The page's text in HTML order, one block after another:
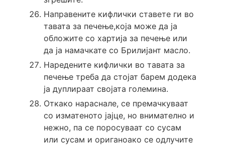
Направените кифлички ставете ги во
тавата за печење,која може да ја
обложите со хартија за печење или
да ја намачкате со Брилијант масло.
Наредените кифлички во тавата за
печење треба да стојат барем додека
ја дуплираат својата големина.
Откако нараснале, се премачкуваат
со изматеното јајце, но внимателно и
нежно, па се поросуваат со сусам
или сусам и ориганоако се одлучите